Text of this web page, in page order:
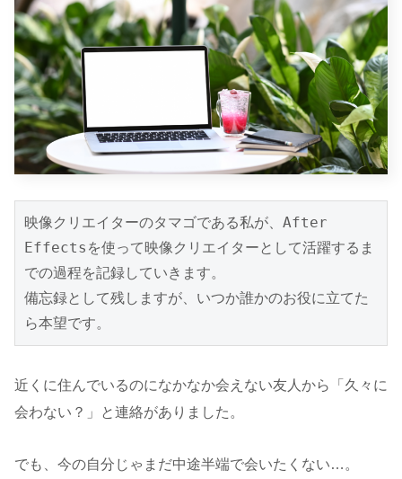
映像クリエイターのタマゴである私が、After
Effectsを使って映像クリエイターとして活躍するま
での過程を記録していきます。
備忘録として残しますが、いつか誰かのお役に立てた
ら本望です。
近くに住んでいるのになかなか会えない友人から「久々に
会わない？」と連絡がありました。
でも、今の自分じゃまだ中途半端で会いたくない…。